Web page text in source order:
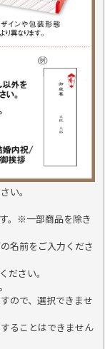
い。
。※一部商品を除き
名前をご入力くださ
さい。
ので、選択できませ
ることはできません